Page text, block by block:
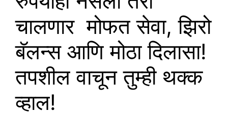
चालणार मोफत सेवा, झिरो
बॅलन्स आणि मोठा दिलासा!
तपशील वाचून तुम्ही थक्क
व्हाल!